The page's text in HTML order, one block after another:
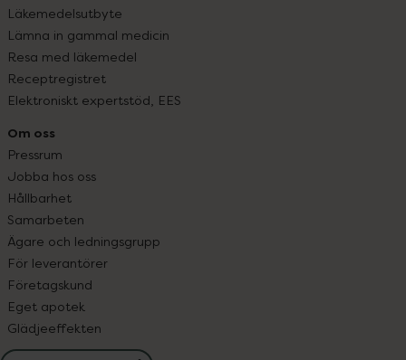
Läkemedelsutbyte
Lämna in gammal medicin
Resa med läkemedel
Receptregistret
Elektroniskt expertstöd, EES
Om oss
Pressrum
Jobba hos oss
Hållbarhet
Samarbeten
Ägare och ledningsgrupp
För leverantörer
Företagskund
Eget apotek
Glädjeeffekten